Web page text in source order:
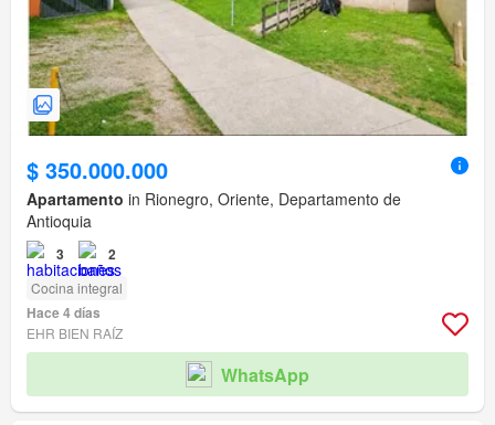
$ 350.000.000
Apartamento in Rionegro, Oriente, Departamento de
Antioquia
3 2
Cocina integral
Hace 4 días
EHR BIEN RAÍZ
WhatsApp